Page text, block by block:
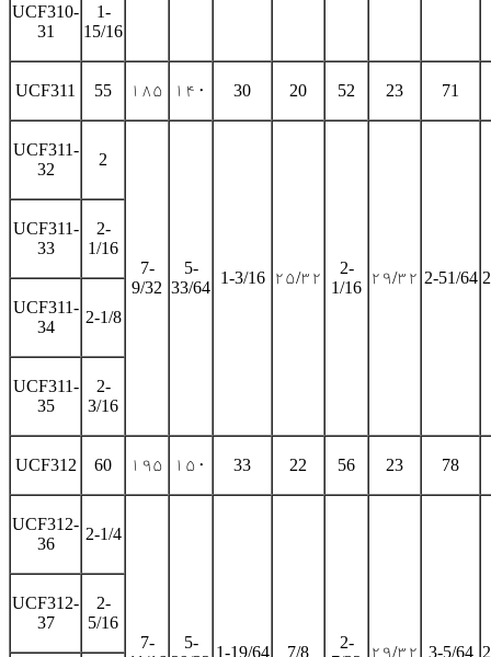
UCF310-
31
1-
15/16
UCF311 55 ۱۸۵ ۱۴۰ 30 20 52 23 71
UCF311-
32
2
7-
9/32
5-
33/64
1-3/16 ۲۵/۳۲
2-
1/16
۲۹/۳۲ 2-51/64
UCF311-
33
2-
1/16
UCF311-
34
2-1/8
UCF311-
35
2-
3/16
UCF312 60 ۱۹۵ ۱۵۰ 33 22 56 23 78
UCF312-
36
2-1/4
7-
5-
1-19/64 7/8
2-
۲۹/۳۲ 3-5/64
UCF312-
37
2-
5/16